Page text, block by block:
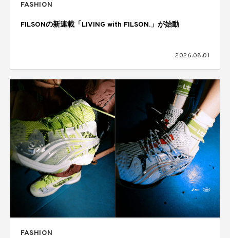
FASHION
FILSONの新連載「LIVING with FILSON.」が始動
2026.08.01
FASHION